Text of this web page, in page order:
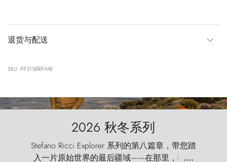
退货与配送
SKU: PP315RRP-MR
2026 秋冬系列
Stefano Ricci Explorer 系列的第八篇章，带您踏
入一片原始世界的最后疆域——在那里，狂风
....